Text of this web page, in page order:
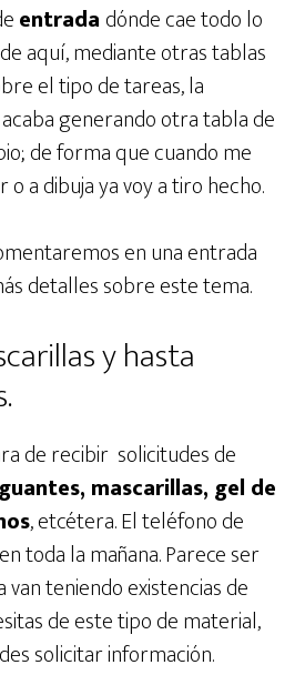
entrada dónde cae todo lo
aquí, mediante otras tablas
el tipo de tareas, la
generando otra tabla de
de forma que cuando me
a dibuja ya voy a tiro hecho.
en una entrada
detalles sobre este tema.
y hasta
de recibir solicitudes de
guantes, mascarillas, gel de
, etcétera. El teléfono de
toda la mañana. Parece ser
van teniendo existencias de
de este tipo de material,
solicitar información.